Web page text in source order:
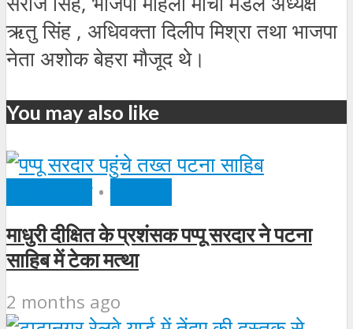
ऋतु सिंह , अधिवक्ता दिलीप मिश्रा तथा भाजपा
नेता अशोक बेहरा मौजूद थे।
You may also like
•
माधुरी दीक्षित के प्रशंसक पप्पू सरदार ने पटना
साहिब में टेका मत्था
2 months ago